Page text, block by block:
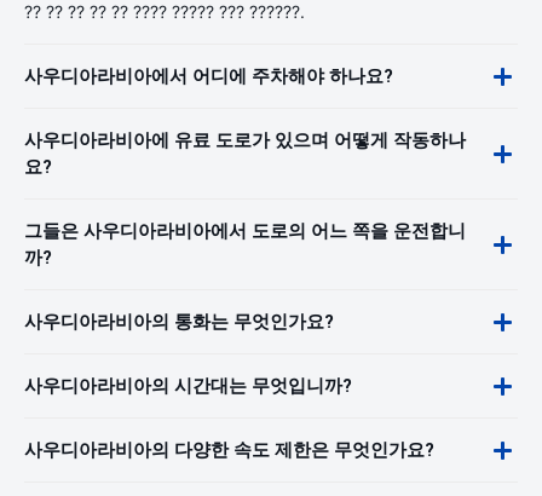
?? ?? ?? ?? ?? ???? ????? ??? ??????.
사우디아라비아에서 어디에 주차해야 하나요?
사우디아라비아에 유료 도로가 있으며 어떻게 작동하나
요?
그들은 사우디아라비아에서 도로의 어느 쪽을 운전합니
까?
사우디아라비아의 통화는 무엇인가요?
사우디아라비아의 시간대는 무엇입니까?
사우디아라비아의 다양한 속도 제한은 무엇인가요?